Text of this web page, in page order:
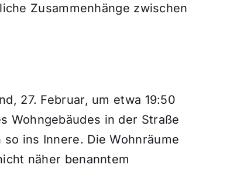
Zusammenhänge zwischen
27. Februar, um etwa 19:50
Wohngebäudes in der Straße
ins Innere. Die Wohnräume
näher benanntem